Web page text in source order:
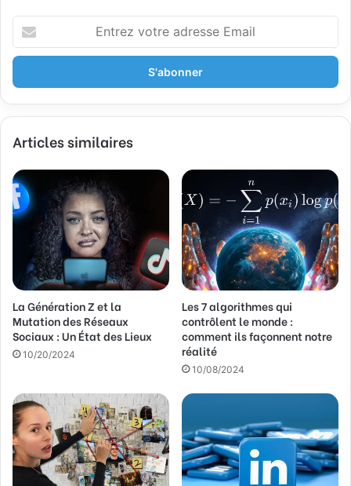
t
e
z
o
r
e
a
d
s
e
E
m
a
Articles similaires
La Génération Z et la
Mutation des Réseaux
Sociaux : Un État des Lieux
10/20/2024
Les 7 algorithmes qui
contrôlent le monde :
comment ils façonnent notre
réalité
10/08/2024